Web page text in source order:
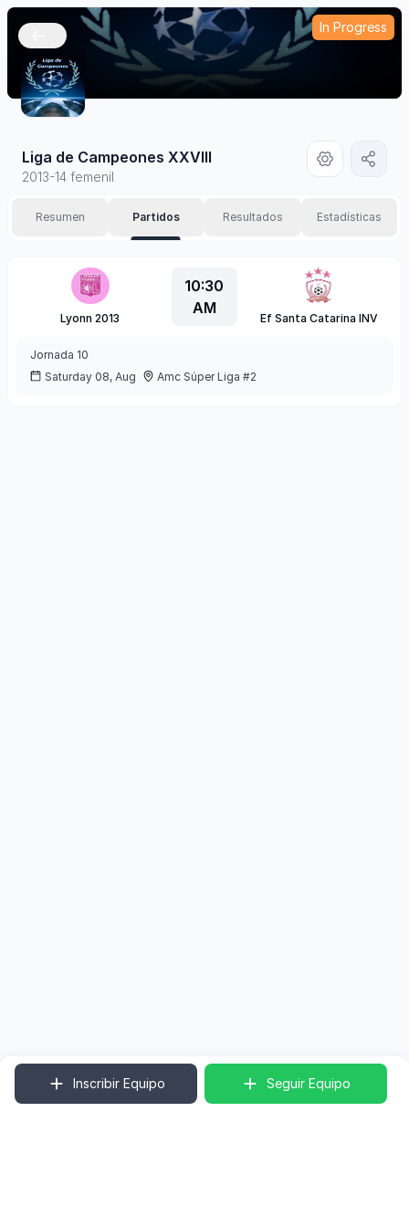
In Progress
Liga de Campeones XXVIII
2013-14 femenil
Resumen Partidos Resultados Estadísticas
Lyonn 2013
10:30
AM
Ef Santa Catarina INV
Jornada 10
Saturday 08, Aug
Amc Súper Liga #2
Inscribir Equipo Seguir Equipo